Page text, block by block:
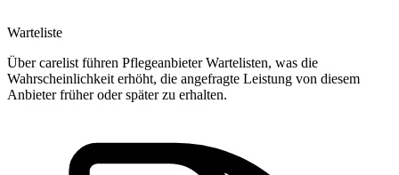
Warteliste
Über carelist führen Pflegeanbieter Wartelisten, was die
Wahrscheinlichkeit erhöht, die angefragte Leistung von diesem
Anbieter früher oder später zu erhalten.